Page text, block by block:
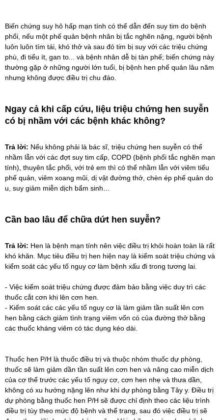
Biến chứng suy hô hấp mạn tính có thể dẫn đến suy tim do bệnh
phổi, nếu một phế quản bệnh nhân bị tắc nghẽn nặng, người bệnh
luôn luôn tím tái, khó thở và sau đó tim bị suy với các triệu chứng
phù, đi tiểu ít, gan to... và bệnh nhân dễ bị tàn phế; biến chứng này
thường gặp ở những người lớn tuổi, bị bệnh hen phế quản lâu năm
nhưng không được điều trị chu đáo.
Ngay cả khi cấp cứu, liệu triệu chứng hen suyễn
có bị nhầm với các bệnh khác không?
Trả lời: Nếu không phải là bác sĩ, triệu chứng hen suyễn có thể
nhầm lẫn với các đợt suy tim cấp, COPD (bệnh phổi tắc nghẽn mạn
tính), thuyên tắc phổi, với trẻ em thì có thể nhầm lẫn với viêm tiểu
phế quản, viêm xoang mũi, dị vật đường thở, chèn ép phế quản do
u, suy giảm miễn dịch bẩm sinh…
Cần bao lâu để chữa dứt hen suyễn?
Trả lời: Hen là bệnh mạn tính nên việc điều trị khỏi hoàn toàn là rất
khó khăn. Mục tiêu điều trị hen hiện nay là kiểm soát triệu chứng và
kiểm soát các yếu tố nguy cơ làm bệnh xấu đi trong tương lai.
- Việc kiểm soát triệu chứng được đảm bảo bằng việc duy trì các
thuốc cắt cơn khi lên cơn hen.
- Kiểm soát các các yếu tố nguy cơ là làm giảm tần suất lên cơn
hen bằng cách giảm tình trạng viêm vốn có của đường thở bằng
các thuốc kháng viêm có tác dụng kéo dài.
Thuốc hen P/H là thuốc điều trị và thuộc nhóm thuốc dự phòng,
thuốc sẽ làm giảm dần tần suất lên cơn hen và nâng cao miễn dịch
của cơ thể trước các yếu tố nguy cơ, cơn hen nhẹ và thưa dần,
không có xu hướng nặng lên như khi dự phòng bằng Tây y. Điều trị
dự phòng bằng thuốc hen P/H sẽ được chỉ định theo các liệu trình
điều trị tùy theo mức độ bệnh và thể trạng, sau đó việc điều trị sẽ